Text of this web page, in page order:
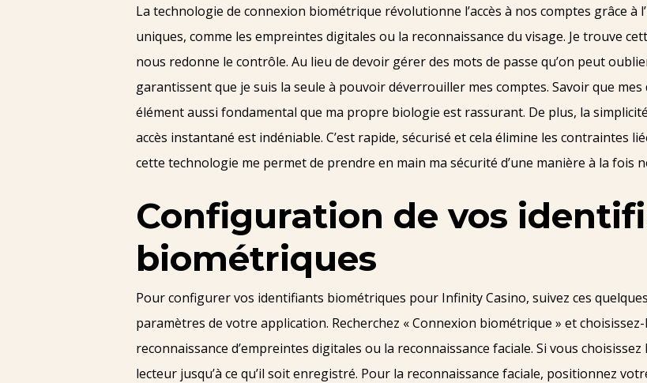
La technologie de connexion biométrique révolutionne l’accès à nos comptes grâce à
uniques, comme les empreintes digitales ou la reconnaissance du visage. Je trouve
nous redonne le contrôle. Au lieu de devoir gérer des mots de passe qu’on peut
garantissent que je suis la seule à pouvoir déverrouiller mes comptes. Savoir que
élément aussi fondamental que ma propre biologie est rassurant. De plus, la
accès instantané est indéniable. C’est rapide, sécurisé et cela élimine les contraintes
cette technologie me permet de prendre en main ma sécurité d’une manière à la fois
Configuration de vos
biométriques
Pour configurer vos identifiants biométriques pour Infinity Casino, suivez ces quelques
paramètres de votre application. Recherchez « Connexion biométrique » et
reconnaissance d’empreintes digitales ou la reconnaissance faciale. Si vous
lecteur jusqu’à ce qu’il soit enregistré. Pour la reconnaissance faciale, positionnez